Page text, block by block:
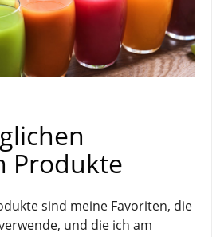
Produkte
sind meine Favoriten, die
und die ich am